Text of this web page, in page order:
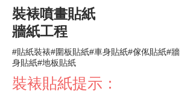
裝裱噴畫貼紙
牆紙工程
#貼紙裝裱#圍板貼紙#車身貼紙#傢俬貼紙#牆
身貼紙#地板貼紙
裝裱貼紙提示：